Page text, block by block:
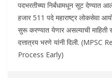
पदभरतीच्या निर्बंधामधून सूट
हजार 511 पदे महाराष्ट्र लोकसेवा
सुरू करण्यात येणार असल्याची माहिती
दत्तात्रय भरणे यांनी दिली.
Process Early)